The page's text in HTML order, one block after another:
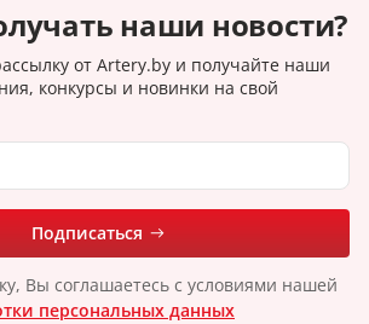
наши новости?
от Artery.by и получайте наши
конкурсы и новинки на свой
Подписаться
Вы соглашаетесь с условиями нашей
персональных данных